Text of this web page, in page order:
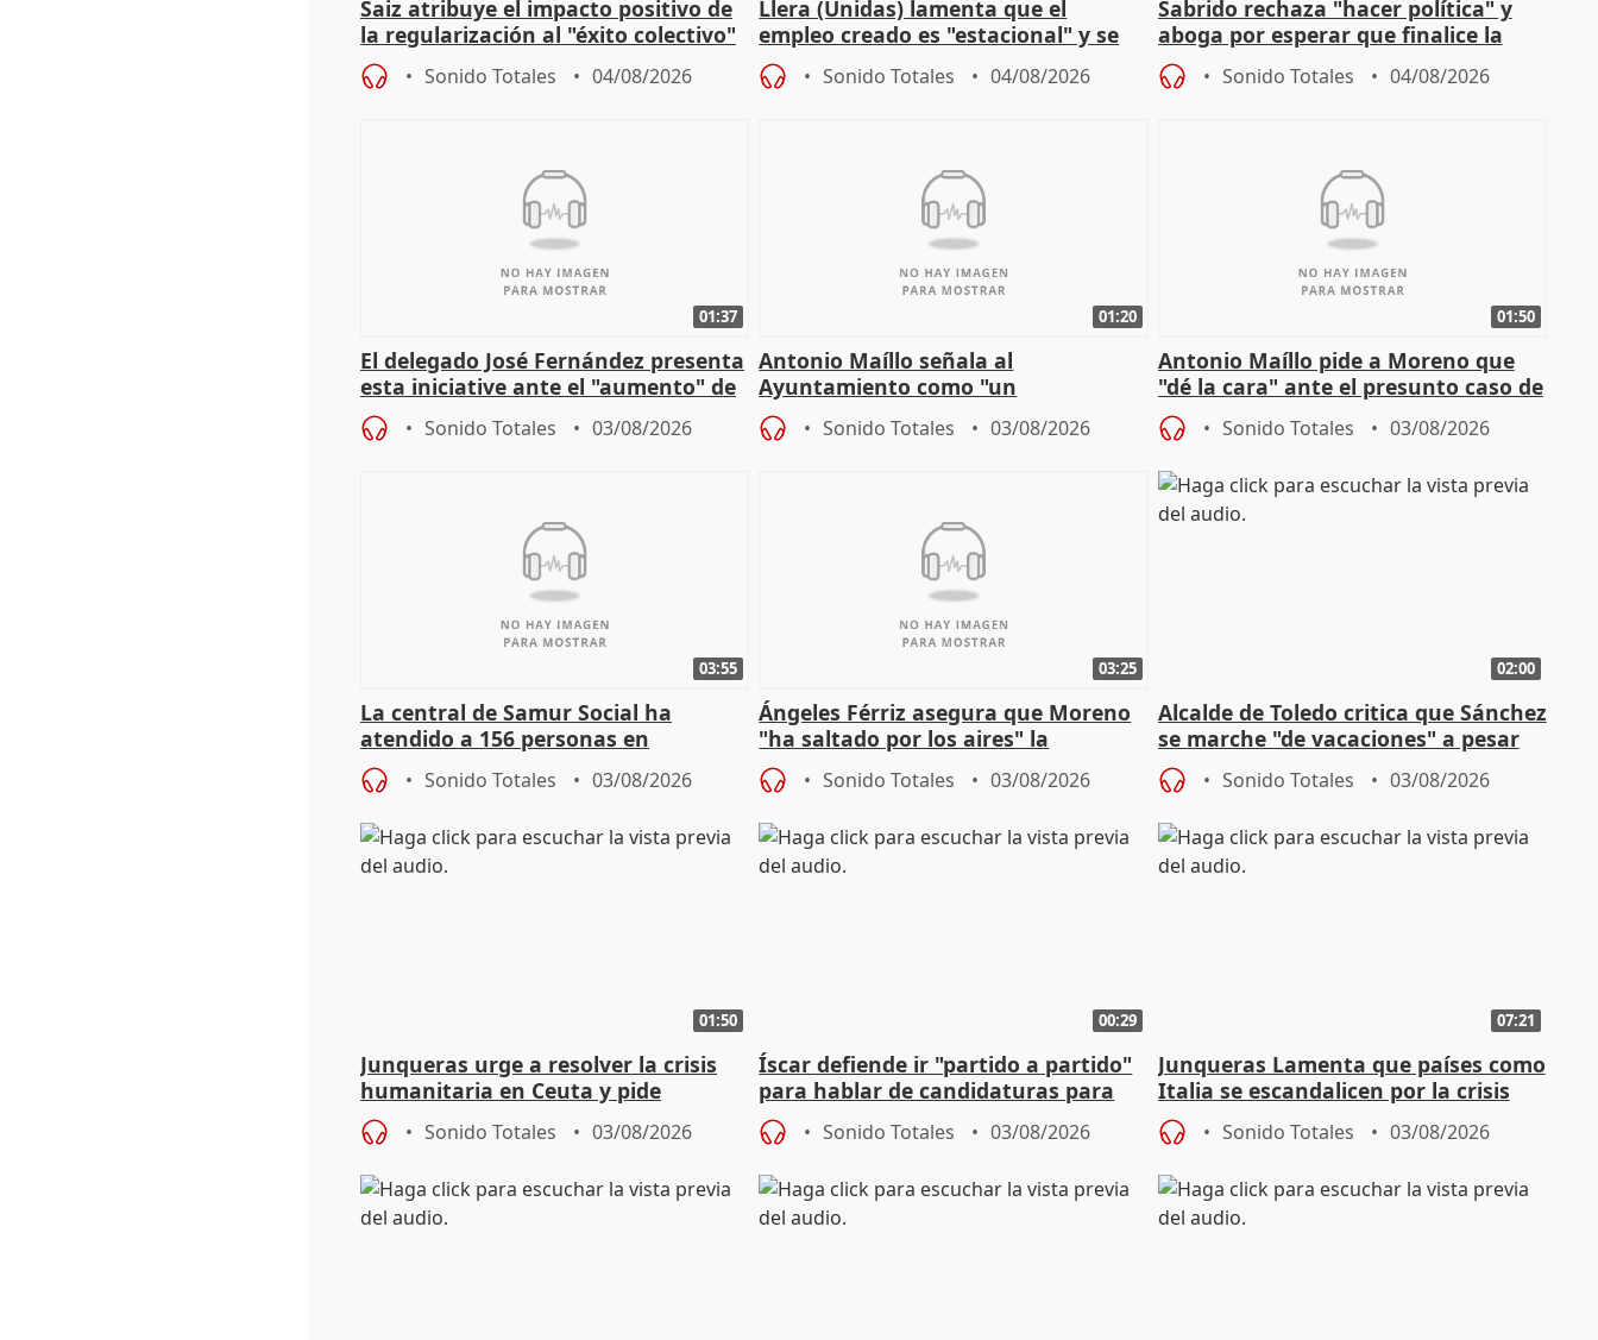
Saiz atribuye el impacto positivo de
la regularización al "éxito colectivo"
del Gobierno
Sonido Totales 04/08/2026
Llera (Unidas) lamenta que el
empleo creado es "estacional" y se
"esfumará" al acabar el verano
Sonido Totales 04/08/2026
Sabrido rechaza "hacer política" y
aboga por esperar que finalice la
investigación del incendio
Sonido Totales 04/08/2026
01:37
El delegado José Fernández presenta
esta iniciative ante el "aumento" de
personas sin hogar en Madri
Sonido Totales 03/08/2026
01:20
Antonio Maíllo señala al
Ayuntamiento como "un
especulador más" sobre viviendas de
Jiménez Becerril
Sonido Totales 03/08/2026
01:50
Antonio Maíllo pide a Moreno que
"dé la cara" ante el presunto caso de
acoso del CEO de ADM
Sonido Totales 03/08/2026
03:55
La central de Samur Social ha
atendido a 156 personas en
situación de calle durante Campaña
de CalorSonido Totales 03/08/2026
03:25
Ángeles Férriz asegura que Moreno
"ha saltado por los aires" la
negociación tras acuerdo con SMA
Sonido Totales 03/08/2026
02:00
Alcalde de Toledo critica que Sánchez
se marche "de vacaciones" a pesar
de la crisis migratoria
Sonido Totales 03/08/2026
01:50
Junqueras urge a resolver la crisis
humanitaria en Ceuta y pide
responsabilidad a la UE
Sonido Totales 03/08/2026
00:29
Íscar defiende ir "partido a partido"
para hablar de candidaturas para
2027
Sonido Totales 03/08/2026
07:21
Junqueras Lamenta que países como
Italia se escandalicen por la crisis
migratoria
Sonido Totales 03/08/2026